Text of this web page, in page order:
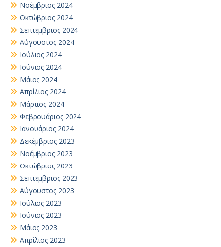
Νοέμβριος 2024
Οκτώβριος 2024
Σεπτέμβριος 2024
Αύγουστος 2024
Ιούλιος 2024
Ιούνιος 2024
Μάιος 2024
Απρίλιος 2024
Μάρτιος 2024
Φεβρουάριος 2024
Ιανουάριος 2024
Δεκέμβριος 2023
Νοέμβριος 2023
Οκτώβριος 2023
Σεπτέμβριος 2023
Αύγουστος 2023
Ιούλιος 2023
Ιούνιος 2023
Μάιος 2023
Απρίλιος 2023